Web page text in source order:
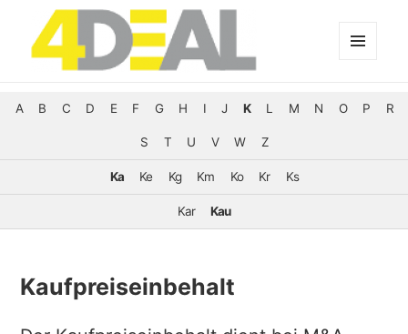
A B C D E F G H I J K L M N O P R
S T U V W Z
Ka Ke Kg Km Ko Kr Ks
Kar Kau
Kaufpreiseinbehalt